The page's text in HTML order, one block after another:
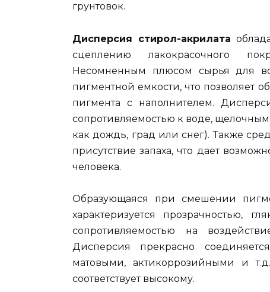
грунтовок.
Дисперсия стирол-акрилата
сцеплению лакокрасочного
Несомненным плюсом сырья для
пигментной емкости, что позволяет
пигмента с наполнителем.
сопротивляемостью к воде,
как дождь, град или снег). Также
присутствие запаха, что дает
человека.
Образующаяся при смешении
характеризуется прозрачностью,
сопротивляемостью на
Дисперсия прекрасно
матовыми, актикоррозийными и
соответствует высокому.